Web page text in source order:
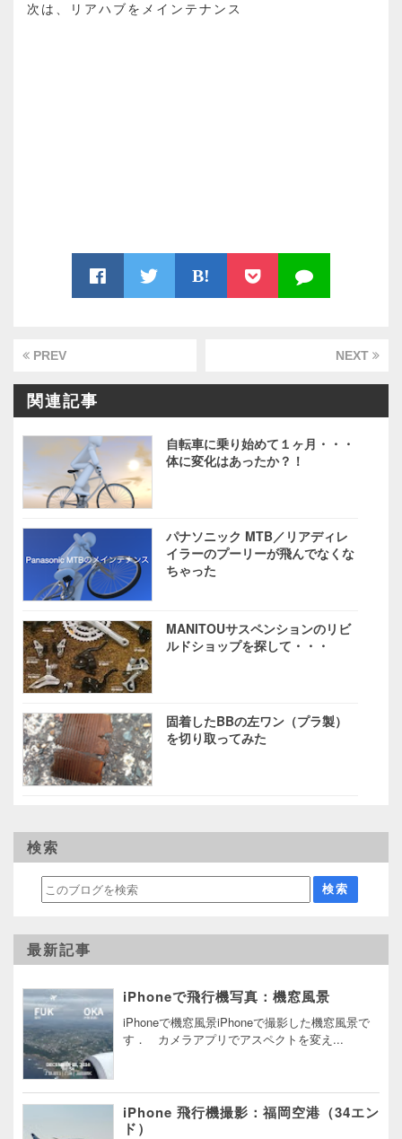
次は、リアハブをメインテナンス
B!
PREV NEXT
関連記事
自転車に乗り始めて１ヶ月・・・
体に変化はあったか？！
パナソニック MTB／リアディレ
イラーのプーリーが飛んでなくな
ちゃった
MANITOUサスペンションのリビ
ルドショップを探して・・・
固着したBBの左ワン（プラ製）
を切り取ってみた
検索
最新記事
iPhoneで飛行機写真：機窓風景
iPhoneで機窓風景iPhoneで撮影した機窓風景で
す． カメラアプリでアスペクトを変え...
iPhone 飛行機撮影：福岡空港（34エン
ド）